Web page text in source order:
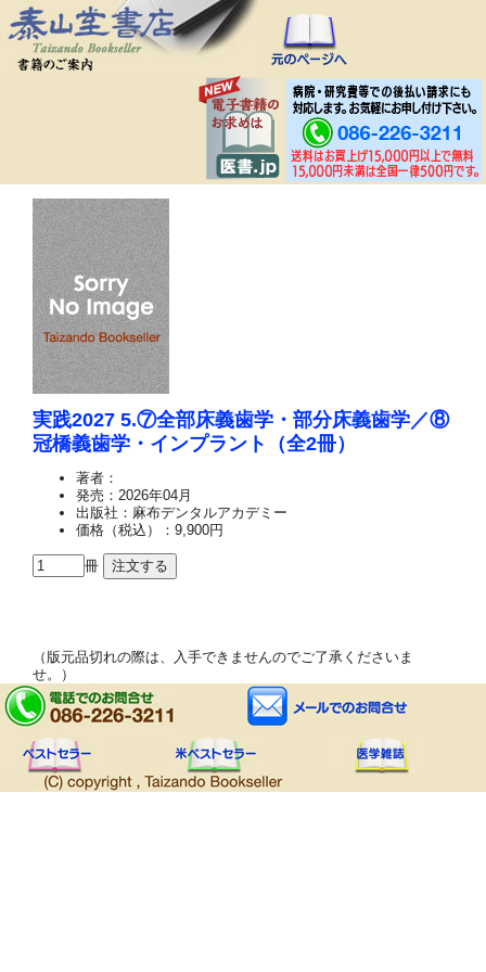
実践2027 5.⑦全部床義歯学・部分床義歯学／⑧
冠橋義歯学・インプラント（全2冊）
著者：
発売：2026年04月
出版社：麻布デンタルアカデミー
価格（税込）：9,900円
冊
（版元品切れの際は、入手できませんのでご了承くださいま
せ。）